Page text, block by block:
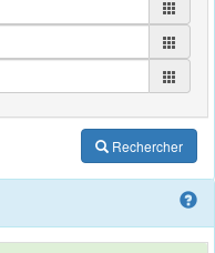
Rechercher